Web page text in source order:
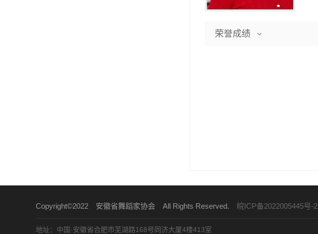
荣誉成绩 
Copyright©2022 安徽省舞蹈家协会 All Rights Reserved. 皖ICP备2022005445号-2
地址：中国·安徽省合肥市芜湖路168号同济大厦4楼413室